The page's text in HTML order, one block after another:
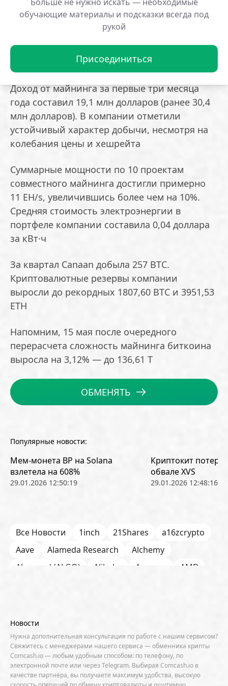
обучающие материалы и подсказки всегда под
рукой
Присоединиться
Общая выручка за период составила 62,7
млн долларов по сравнению с 196,3 млн
долларов в четвертом квартале 2025 года.
Продажи оборудования принесли 42,9 млн
долларов — падение почти на 75%
Доход от майнинга за первые три месяца
года составил 19,1 млн долларов (ранее 30,4
млн долларов). В компании отметили
устойчивый характер добычи, несмотря на
колебания цены и хешрейта
Суммарные мощности по 10 проектам
совместного майнинга достигли примерно
11 EH/s, увеличившись более чем на 10%.
Средняя стоимость электроэнергии в
портфеле компании составила 0,04 доллара
за кВт·ч
За квартал Canaan добыла 257 BTC.
Криптовалютные резервы компании
выросли до рекордных 1807,60 BTC и 3951,53
ETH
Напомним, 15 мая после очередного
перерасчета сложность майнинга биткоина
выросла на 3,12% — до 136,61 Т
ОБМЕНЯТЬ
Популярные новости:
Мем-монета BP на Solana
взлетела на 608%
29.01.2026 12:50:19
Криптокит
обвале XVS
29.01.2026 12:48:16
Все Новости 1inch 21Shares
a16zcrypto
Aave
Alameda Research
Alchemy
Algorand (ALGO)
Alibaba Amazon
AMD
Aster
Binance
BIS Bitcoin Core
Bitcoin Pizza Day
Bitfarms
Bitfinex Bitget
Bithumb
BitMEX
BitOK Bitwise BlackRock
Block
Новости
Нужна дополнительная консультация по работе с нашим сервисом?
Свяжитесь с менеджерами нашего сервиса — обменника крипты
Comcash.io — любым удобным способом: по телефону, по
электронной почте или через Telegram. Выбирая Comcash.io в
качестве партнёра, вы получаете максимум удобства, высокую